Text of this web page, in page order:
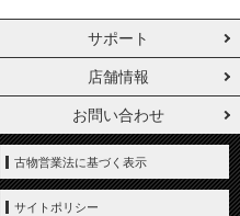
サポート
店舗情報
お問い合わせ
古物営業法に基づく表示
サイトポリシー